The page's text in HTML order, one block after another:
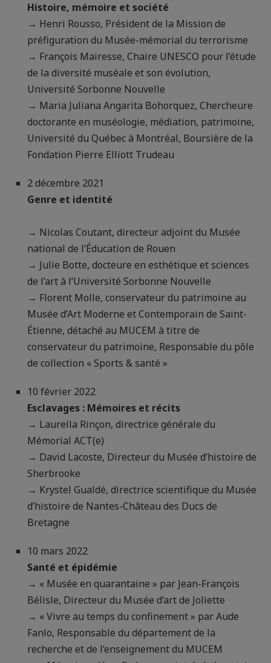
Histoire, mémoire et société
→ Henri Rousso, Président de la Mission de
préfiguration du Musée-mémorial du terrorisme
→ François Mairesse, Chaire UNESCO pour l’étude
de la diversité muséale et son évolution,
Université Sorbonne Nouvelle
→ Maria Juliana Angarita Bohorquez, Chercheure
doctorante en muséologie, médiation, patrimoine,
Université du Québec à Montréal, Boursière de la
Fondation Pierre Elliott Trudeau
2 décembre 2021
Genre et identité
→ Nicolas Coutant, directeur adjoint du Musée
national de l’Éducation de Rouen
→ Julie Botte, docteure en esthétique et sciences
de l’art à l’Université Sorbonne Nouvelle
→ Florent Molle, conservateur du patrimoine au
Musée d’Art Moderne et Contemporain de Saint-
Étienne, détaché au MUCEM à titre de
conservateur du patrimoine, Responsable du pôle
de collection « Sports & santé »
10 février 2022
Esclavages : Mémoires et récits
→ Laurella Rinçon, directrice générale du
Mémorial ACT(e)
→ David Lacoste, Directeur du Musée d’histoire de
Sherbrooke
→ Krystel Gualdé, directrice scientifique du Musée
d’histoire de Nantes-Château des Ducs de
Bretagne
10 mars 2022
Santé et épidémie
→ « Musée en quarantaine » par Jean-François
Bélisle, Directeur du Musée d’art de Joliette
→ « Vivre au temps du confinement » par Aude
Fanlo, Responsable du département de la
recherche et de l’enseignement du MUCEM